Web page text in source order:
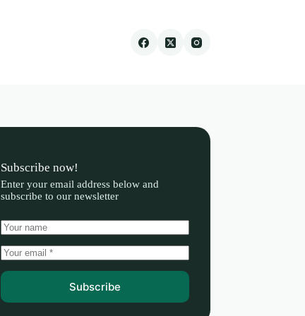
Subscribe now!
Enter your email address below and
subscribe to our newsletter
Subscribe